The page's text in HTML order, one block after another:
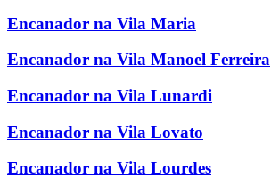
Encanador na Vila Maria
Encanador na Vila Manoel Ferreira
Encanador na Vila Lunardi
Encanador na Vila Lovato
Encanador na Vila Lourdes